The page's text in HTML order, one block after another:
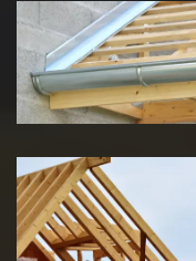
Pose de
Chéneau 39
Jura
Traitement de
charpente 39
Jura